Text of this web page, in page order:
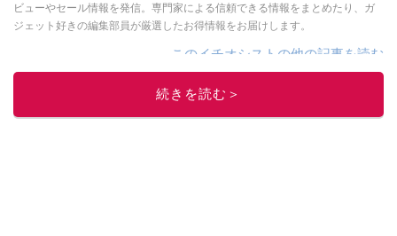
ビューやセール情報を発信。専門家による信頼できる情報をまとめたり、ガ
ジェット好きの編集部員が厳選したお得情報をお届けします。
このイチオシストの他の記事を読む
続きを読む＞